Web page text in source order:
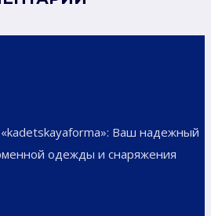
Ваш надежный
одежды и снаряжения